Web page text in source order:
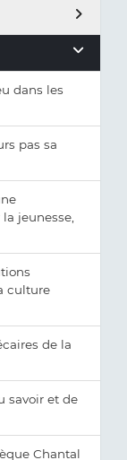
dans les
pas sa
jeunesse,
culture
de la
savoir et de
Chantal